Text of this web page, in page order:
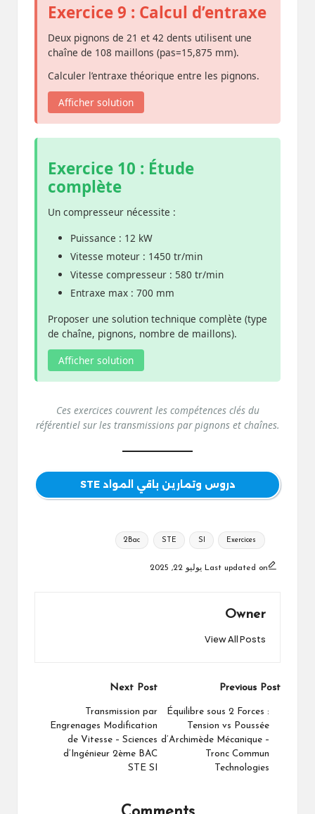
Exercice 9 : Calcul d’entraxe
Deux pignons de 21 et 42 dents utilisent une
chaîne de 108 maillons (pas=15,875 mm).
Calculer l’entraxe théorique entre les pignons.
Afficher solution
Exercice 10 : Étude
complète
Un compresseur nécessite :
Puissance : 12 kW
Vitesse moteur : 1450 tr/min
Vitesse compresseur : 580 tr/min
Entraxe max : 700 mm
Proposer une solution technique complète (type
de chaîne, pignons, nombre de maillons).
Afficher solution
Ces exercices couvrent les compétences clés du
référentiel sur les transmissions par pignons et chaînes.
دروس وتمارين باقي المواد STE
Tags:
2Bac STE SI Exercices
Last updated on يوليو 22, 2025
Owner
View All Posts
Post
navigation
Previous Post
Équilibre sous 2 Forces :
Tension vs Poussée
d’Archimède Mécanique –
Tronc Commun
Technologies
Next Post
Transmission par
Engrenages Modification
de Vitesse – Sciences
d’Ingénieur 2ème BAC
STE SI